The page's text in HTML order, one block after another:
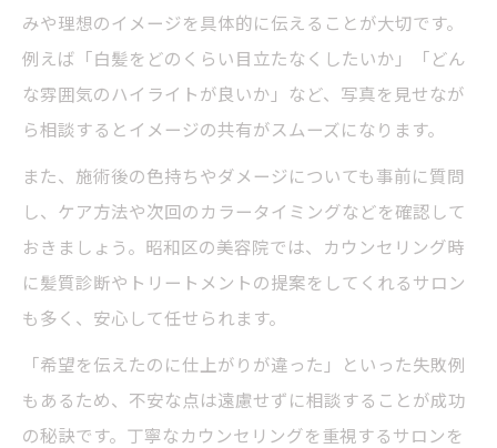
みや理想のイメージを具体的に伝えることが大切です。
例えば「白髪をどのくらい目立たなくしたいか」「どん
な雰囲気のハイライトが良いか」など、写真を見せなが
ら相談するとイメージの共有がスムーズになります。
また、施術後の色持ちやダメージについても事前に質問
し、ケア方法や次回のカラータイミングなどを確認して
おきましょう。昭和区の美容院では、カウンセリング時
に髪質診断やトリートメントの提案をしてくれるサロン
も多く、安心して任せられます。
「希望を伝えたのに仕上がりが違った」といった失敗例
もあるため、不安な点は遠慮せずに相談することが成功
の秘訣です。丁寧なカウンセリングを重視するサロンを